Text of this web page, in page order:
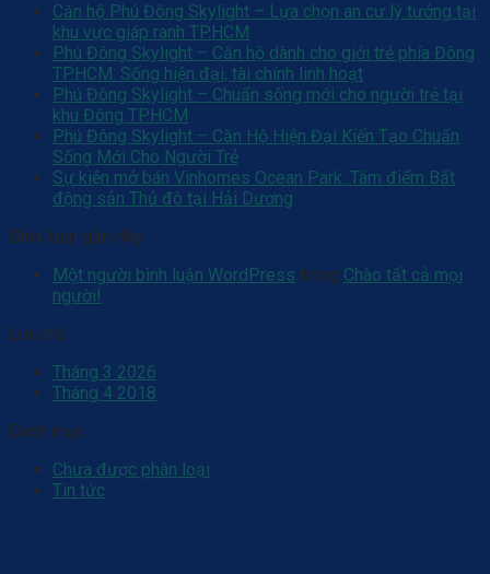
Căn hộ Phú Đông Skylight – Lựa chọn an cư lý tưởng tại
khu vực giáp ranh TP.HCM
Phú Đông Skylight – Căn hộ dành cho giới trẻ phía Đông
TP.HCM: Sống hiện đại, tài chính linh hoạt
Phú Đông Skylight – Chuẩn sống mới cho người trẻ tại
khu Đông TP.HCM
Phú Đông Skylight – Căn Hộ Hiện Đại Kiến Tạo Chuẩn
Sống Mới Cho Người Trẻ
Sự kiện mở bán Vinhomes Ocean Park: Tâm điểm Bất
động sản Thủ đô tại Hải Dương
Bình luận gần đây
Một người bình luận WordPress trong Chào tất cả mọi
người!
Lưu trữ
Tháng 3 2026
Tháng 4 2018
Danh mục
Chưa được phân loại
Tin tức